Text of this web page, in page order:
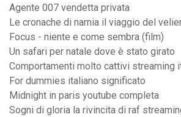
Agente 007 vendetta privata
Le cronache di narnia il viaggio del
Focus - niente e come sembra (film)
Un safari per natale dove è stato girato
Comportamenti molto cattivi streaming
For dummies italiano significato
Midnight in paris youtube completa
Sogni di gloria la rivincita di raf